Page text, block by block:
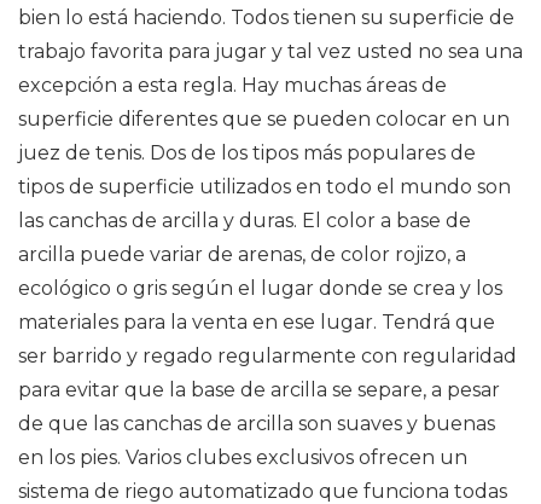
bien lo está haciendo. Todos tienen su superficie de
trabajo favorita para jugar y tal vez usted no sea una
excepción a esta regla. Hay muchas áreas de
superficie diferentes que se pueden colocar en un
juez de tenis. Dos de los tipos más populares de
tipos de superficie utilizados en todo el mundo son
las canchas de arcilla y duras. El color a base de
arcilla puede variar de arenas, de color rojizo, a
ecológico o gris según el lugar donde se crea y los
materiales para la venta en ese lugar. Tendrá que
ser barrido y regado regularmente con regularidad
para evitar que la base de arcilla se separe, a pesar
de que las canchas de arcilla son suaves y buenas
en los pies. Varios clubes exclusivos ofrecen un
sistema de riego automatizado que funciona todas